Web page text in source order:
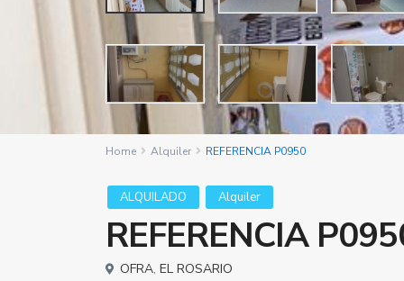
Home Alquiler REFERENCIA P0950
ALQUILADO Alquiler
REFERENCIA
OFRA, EL ROSARIO